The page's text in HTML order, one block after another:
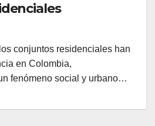
conjuntos residenciales han
en Colombia,
fenómeno social y urbano…